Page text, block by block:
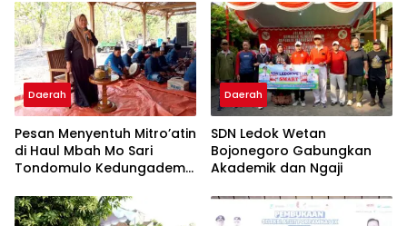
Daerah
Pesan Menyentuh Mitro’atin
di Haul Mbah Mo Sari
Tondomulo Kedungadem
Bekal Akhirat
Daerah
SDN Ledok Wetan
Bojonegoro Gabungkan
Akademik dan Ngaji